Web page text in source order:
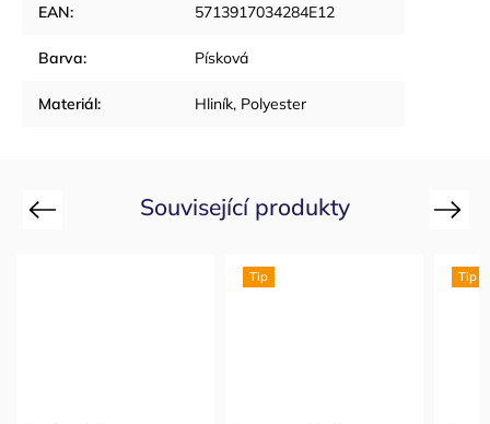
EAN: 5713917034284E12
Barva: Písková
Materiál: Hliník, Polyester
Související produkty
Previous
Tip Tip
Next